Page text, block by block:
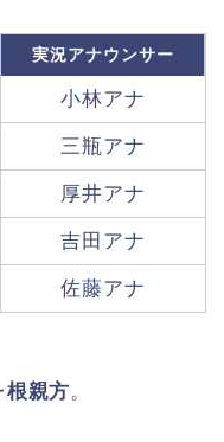
実況アナウンサー
小林アナ
三瓶アナ
厚井アナ
吉田アナ
佐藤アナ
根親方。